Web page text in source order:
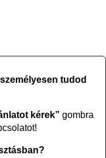
tudod
kérek” gombra